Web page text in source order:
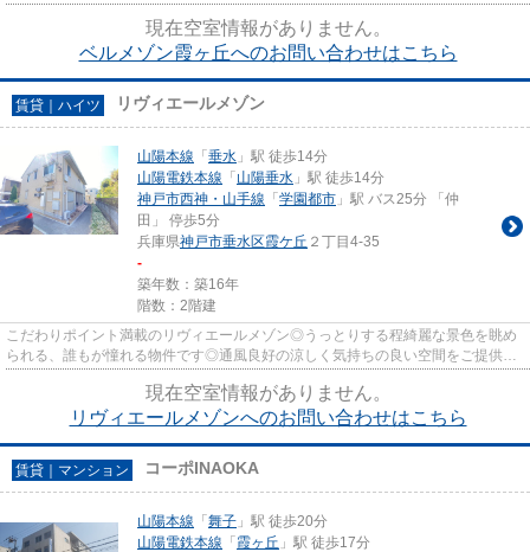
現在空室情報がありません。
ベルメゾン霞ヶ丘へのお問い合わせはこちら
賃貸｜ハイツ リヴィエールメゾン
山陽本線 「 垂水 」駅 徒歩14分
山陽電鉄本線 「 山陽垂水 」駅 徒歩14分
神戸市西神・山手線 「 学園都市 」駅 バス25分 「仲
田」 停歩5分
兵庫県神戸市垂水区霞ケ丘 ２丁目4-35
-
築年数：築16年
階数：2階建
こだわりポイント満載のリヴィエールメゾン◎うっとりする程綺麗な景色を眺め
られる、誰もが憧れる物件です◎通風良好の涼しく気持ちの良い空間をご提供い
現在空室情報がありません。
リヴィエールメゾンへのお問い合わせはこちら
賃貸｜マンション コーポINAOKA
山陽本線 「 舞子 」駅 徒歩20分
山陽電鉄本線 「 霞ヶ丘 」駅 徒歩17分